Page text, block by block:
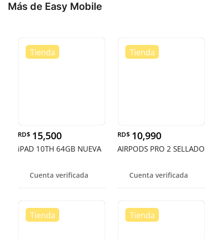
Más de Easy Mobile
RD$ 15,500
iPAD 10TH 64GB NUEVA
Cuenta verificada
RD$ 10,990
AIRPODS PRO 2 SELLADO
Cuenta verificada